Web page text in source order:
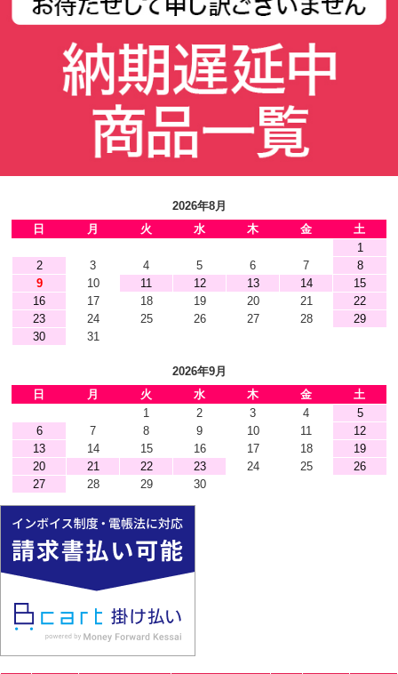
2026年8月
日
月 火 水 木 金
土
1
2
3 4 5 6 7
8
9
10 11 12 13 14
15
16
17 18 19 20 21
22
23
24 25 26 27 28
29
30
31
2026年9月
日
月 火 水 木 金
土
1
2 3 4
5
6
7 8 9 10 11
12
13
14 15 16 17 18
19
20
21 22 23 24 25
26
27
28 29 30